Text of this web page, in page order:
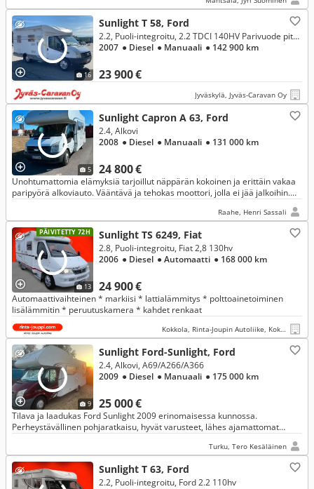
16
Sunlight T 58, Ford
23 900 €
2.2, Puoli-integroitu, 2.2 TDCI 140HV Parivuode pitkittäin
2007 ● Diesel ● Manuaali ● 142 900 km
Jyväskylä, Jyväs-Caravan Oy
5
Sunlight Capron A 63, Ford
24 800 €
2.4, Alkovi
2008 ● Diesel ● Manuaali ● 131 000 km
Unohtumattomia elämyksiä tarjoillut näppärän kokoinen ja erittäin vakaa
paripyörä alkoviauto. Vääntävä ja tehokas moottori, jolla ei jää jalkoihin.
Raahe, Henri Sassali
PÄIVITETTY 72H
13
Sunlight TS 6249, Fiat
24 900 €
2.8, Puoli-integroitu, Fiat 2,8 130hv
2006 ● Diesel ● Automaatti ● 168 000 km
Automaattivaihteinen * markiisi * lattialämmitys * polttoainetoiminen
lisälämmitin * peruutuskamera * kahdet renkaat
Kokkola, Rinta-Joupin Autoliike, Kokkola
9
Sunlight Ford-Sunlight, Ford
25 000 €
2.4, Alkovi, A69/A266/A366
2009 ● Diesel ● Manuaali ● 175 000 km
Tilava ja laadukas Ford Sunlight 2009 erinomaisessa kunnossa.
Perheystävällinen pohjaratkaisu, hyvät varusteet, lähes ajamattomat
Turku, Tero Kesäläinen
Sunlight T 63, Ford
2.2, Puoli-integroitu, Ford 2.2 110hv